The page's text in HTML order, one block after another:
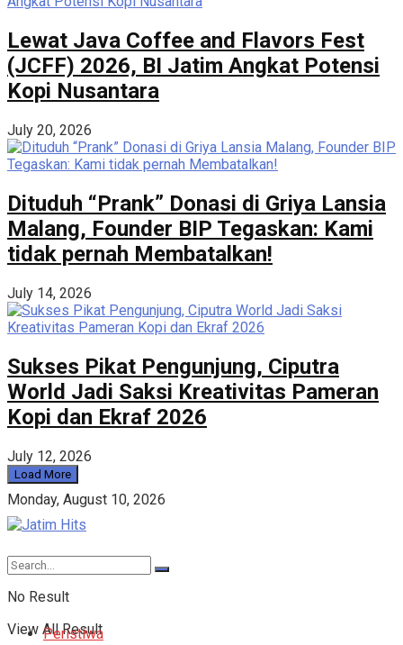
Lewat Java Coffee and Flavors Fest
(JCFF) 2026, BI Jatim Angkat Potensi
Kopi Nusantara
July 20, 2026
Dituduh “Prank” Donasi di Griya Lansia
Malang, Founder BIP Tegaskan: Kami
tidak pernah Membatalkan!
July 14, 2026
Sukses Pikat Pengunjung, Ciputra
World Jadi Saksi Kreativitas Pameran
Kopi dan Ekraf 2026
July 12, 2026
Load More
Monday, August 10, 2026
No Result
View All Result
Peristiwa